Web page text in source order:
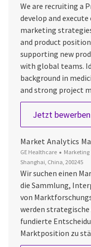
We are recruiting a
develop and
marketing
and product
supporting new
with global teams.
background in
and strong project
Jetzt bewerben
Market Analytics
GE Healthcare Kategorie
Marketing
Shanghai, China, 200245
Wir suchen einen
die Sammlung,
von
werden
fundierte
Marktposition zu